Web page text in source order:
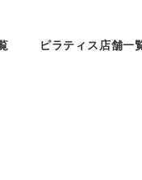
ピラティス店舗一